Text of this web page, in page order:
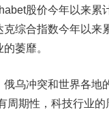
股价今年以来累
克综合指数今年以来
萎靡。
冲突和世界各地
周期性，科技行业的